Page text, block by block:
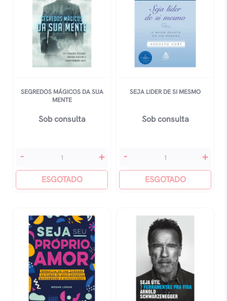
quantidade
SEGREDOS MÁGICOS DA SUA
MENTE
Sob consulta
Segredos
Sua
quantidade
- +
ESGOTADO
SEJA LIDER DE SI MESMO
Sob consulta
Seja
Si
quantidade
- +
ESGOTADO